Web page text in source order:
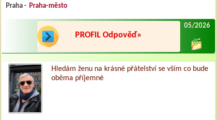
Praha - Praha-město
PROFIL Odpověď»
05/2026
Hledám ženu na krásné přátelství se vším co bude
oběma příjemné